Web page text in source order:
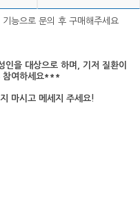
기능으로 문의 후 구매해주세요
을 대상으로 하며, 기저 질환이
참여하세요***
마시고 메세지 주세요!